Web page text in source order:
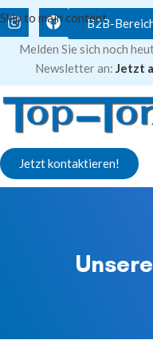
Skip to main content
B2B-
Melden Sie sich noch
Newsletter an: Jetzt
Jetzt kontaktieren!